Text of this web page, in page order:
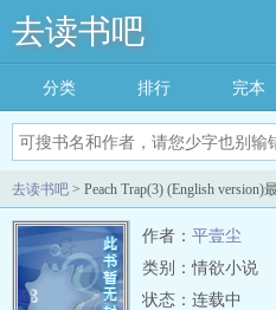
去读书吧
分类 排行 完本
去读书吧 > Peach Trap(3) (English version)
作者： 平壹尘
类别：情欲小说
状态：连载中